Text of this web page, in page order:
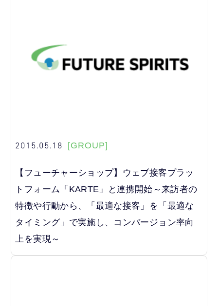
2015.05.18 [GROUP]
【フューチャーショップ】ウェブ接客プラッ
トフォーム「KARTE」と連携開始～来訪者の
特徴や行動から、「最適な接客」を「最適な
タイミング」で実施し、コンバージョン率向
上を実現～